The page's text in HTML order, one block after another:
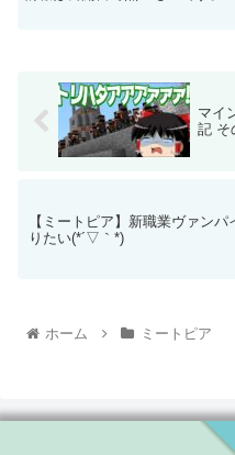
マイ
記 そ
【ミートピア】新職業ヴァンパ
りたい(*´▽｀*)
ホーム ミートピア